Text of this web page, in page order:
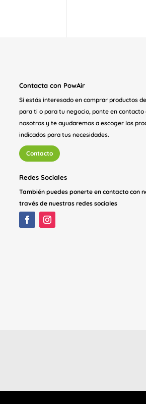
Contacta con PowAir
Si estás interesado en comprar productos
para ti o para tu negocio, ponte en contacto
nosotros y te ayudaremos a escoger los
indicados para tus necesidades.
Contacto
Redes Sociales
También puedes ponerte en contacto con
través de nuestras redes sociales